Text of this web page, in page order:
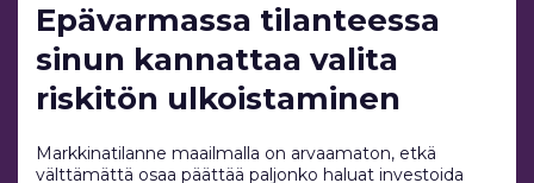
Epävarmassa tilanteessa
sinun kannattaa valita
riskitön ulkoistaminen
Markkinatilanne maailmalla on arvaamaton, etkä
välttämättä osaa päättää paljonko haluat investoida